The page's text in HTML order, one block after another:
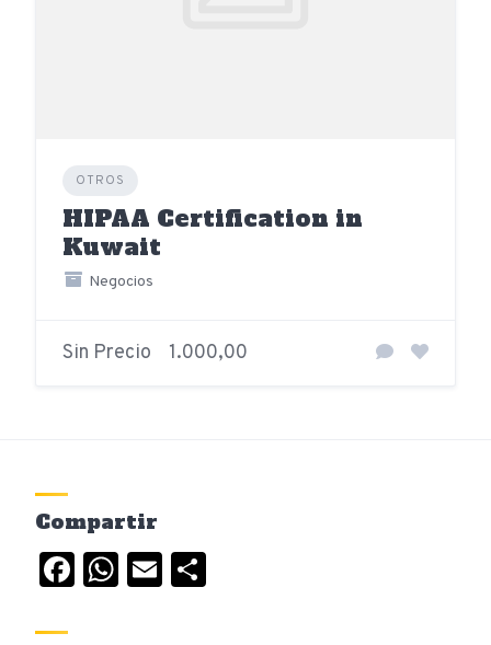
OTROS
HIPAA Certification in
Kuwait
Negocios
Sin Precio 1.000,00
Compartir
Facebook
WhatsApp
Email